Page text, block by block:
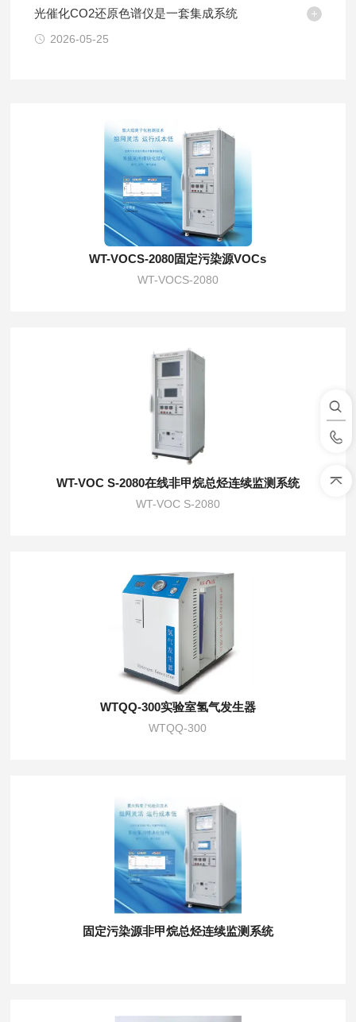
光催化CO2还原色谱仪是一套集成系统
2026-05-25
WT-VOCS-2080固定污染源VOCs
WT-VOCS-2080
WT-VOC S-2080在线非甲烷总烃连续监测系统
WT-VOC S-2080
WTQQ-300实验室氢气发生器
WTQQ-300
固定污染源非甲烷总烃连续监测系统